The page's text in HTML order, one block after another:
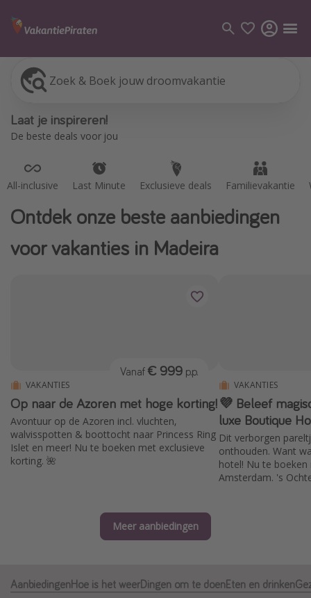
Zoek & Boek jouw droomvakantie
Laat je inspireren!
De beste deals voor jou
All-inclusive Last Minute Exclusieve deals Familievakantie
All-inclusive
Vluchten
Vakanties
Madeira
Egypte
Bali
Ontdek onze beste aanbiedingen
voor vakanties in Madeira
VAKANTIES
Op naar de Azoren met hoge korting!
Avontuur op de Azoren incl. vluchten,
walvisspotten & boottocht naar Princess Ring
Islet en meer! Nu te boeken met exclusieve
korting. 🌺
Vanaf € 999 p.p.
VAKANTIES
💜 Beleef
luxe Boutique
Dit verborgen
onthouden. Want
hotel! Nu te boeken met vluchten vanaf
Amsterdam. 's
Meer aanbiedingen
AanbiedingenHoe is het weerDingen om te doenEten en drinken